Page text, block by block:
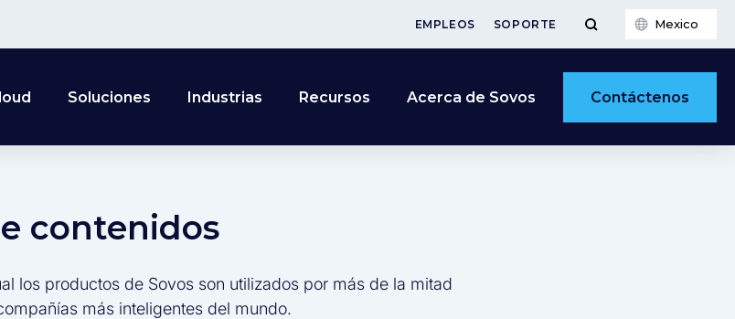
EMPLEOS SOPORTE Mexico
Soluciones Industrias Recursos Acerca de Sovos Contáctenos
contenidos
los productos de Sovos son utilizados por más de la mitad
más inteligentes del mundo.